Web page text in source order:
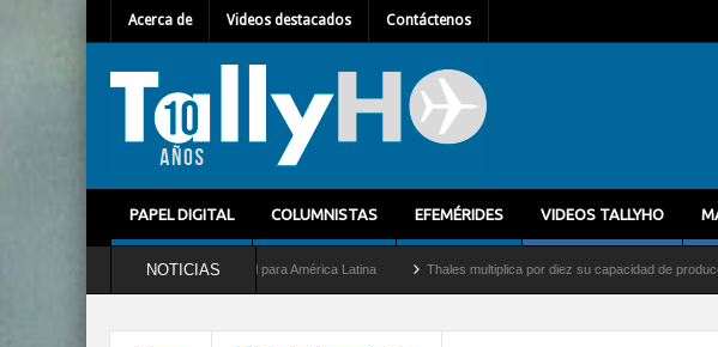
Acerca de Videos destacados Contáctenos
PAPEL DIGITAL COLUMNISTAS EFEMÉRIDES VIDEOS TALLYHO
NOTICIAS
nuevo Director General para América Latina Thales multiplica por diez su capacidad de producción de radares